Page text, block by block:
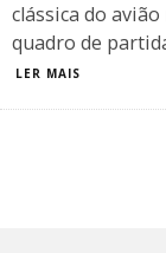
clássica do
quadro de
LER MAIS